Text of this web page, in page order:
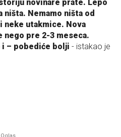
novinare prate. Lepo
Nemamo ništa od
neke utakmice. Nova
nego pre 2-3 meseca.
i – pobediće bolji - istakao je